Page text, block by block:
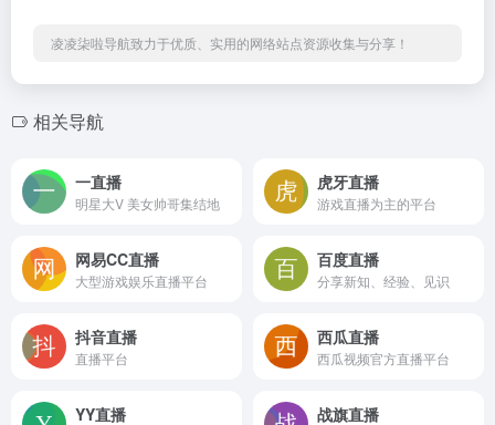
凌凌柒啦导航致力于优质、实用的网络站点资源收集与分享！
相关导航
一直播
明星大V 美女帅哥集结地
虎牙直播
游戏直播为主的平台
网易CC直播
大型游戏娱乐直播平台
百度直播
分享新知、经验、见识
抖音直播
直播平台
西瓜直播
西瓜视频官方直播平台
YY直播 战旗直播